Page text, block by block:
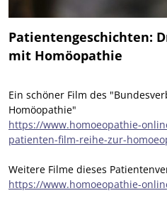
Patientengeschichten:
mit Homöopathie
Ein schöner Film des
Homöopathie"
https://www.homoeopathie-
patienten-film-reihe-zur-
Weitere Filme dieses
https://www.homoeopathie-